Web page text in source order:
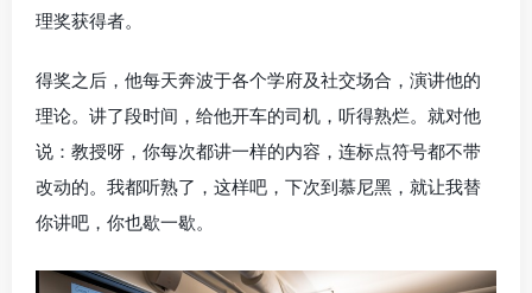
理奖获得者。
得奖之后，他每天奔波于各个学府及社交场合，演讲他的
理论。讲了段时间，给他开车的司机，听得熟烂。就对他
说：教授呀，你每次都讲一样的内容，连标点符号都不带
改动的。我都听熟了，这样吧，下次到慕尼黑，就让我替
你讲吧，你也歇一歇。